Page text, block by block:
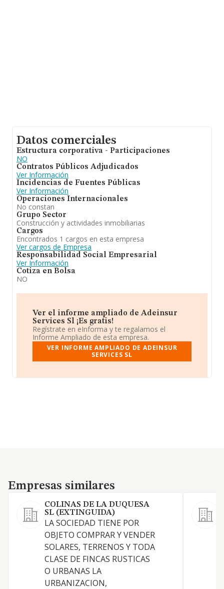
Datos comerciales
Estructura corporativa - Participaciones
NO
Contratos Públicos Adjudicados
Ver Información
Incidencias de Fuentes Públicas
Ver Información
Operaciones Internacionales
No constan
Grupo Sector
Construcción y actividades inmobiliarias
Cargos
Encontrados 1 cargos en esta empresa
Ver cargos de Empresa
Responsabilidad Social Empresarial
Ver Información
Cotiza en Bolsa
NO
Ver el informe ampliado de Adeinsur
Services Sl ¡Es gratis!
Regístrate en eInforma y te regalamos el
Informe Ampliado de esta empresa.
VER INFORME AMPLIADO DE ADEINSUR
SERVICES SL
Empresas similares
Empresas similares
COLINAS DE LA DUQUESA
SL (EXTINGUIDA)
LA SOCIEDAD TIENE POR
OBJETO COMPRAR Y VENDER
SOLARES, TERRENOS Y TODA
CLASE DE FINCAS RUSTICAS
O URBANAS LA
URBANIZACION,